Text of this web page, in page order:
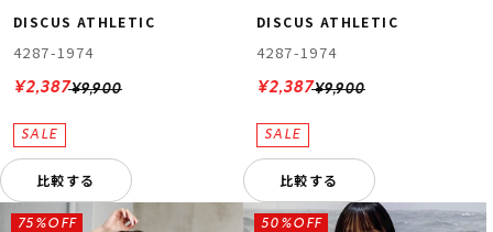
DISCUS ATHLETIC
4287-1974
¥9,900
¥2,387
比較する
DISCUS ATHLETIC
4287-1974
¥9,900
¥2,387
比較する
75%OFF 50%OFF